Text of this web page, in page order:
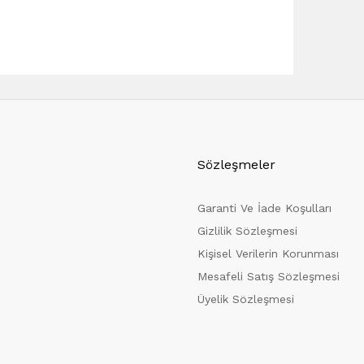
Sözleşmeler
Garanti Ve İade Koşulları
Gizlilik Sözleşmesi
Kişisel Verilerin Korunması
Mesafeli Satış Sözleşmesi
Üyelik Sözleşmesi